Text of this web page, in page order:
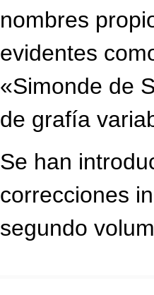
nombres
evidentes
«Simonde de
de grafía
Se han
correcciones
segundo